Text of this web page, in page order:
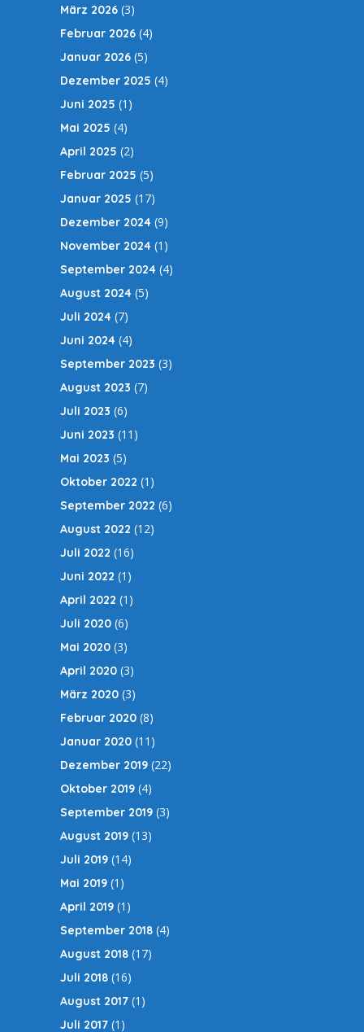
März 2026 (3)
Februar 2026 (4)
Januar 2026 (5)
Dezember 2025 (4)
Juni 2025 (1)
Mai 2025 (4)
April 2025 (2)
Februar 2025 (5)
Januar 2025 (17)
Dezember 2024 (9)
November 2024 (1)
September 2024 (4)
August 2024 (5)
Juli 2024 (7)
Juni 2024 (4)
September 2023 (3)
August 2023 (7)
Juli 2023 (6)
Juni 2023 (11)
Mai 2023 (5)
Oktober 2022 (1)
September 2022 (6)
August 2022 (12)
Juli 2022 (16)
Juni 2022 (1)
April 2022 (1)
Juli 2020 (6)
Mai 2020 (3)
April 2020 (3)
März 2020 (3)
Februar 2020 (8)
Januar 2020 (11)
Dezember 2019 (22)
Oktober 2019 (4)
September 2019 (3)
August 2019 (13)
Juli 2019 (14)
Mai 2019 (1)
April 2019 (1)
September 2018 (4)
August 2018 (17)
Juli 2018 (16)
August 2017 (1)
Juli 2017 (1)